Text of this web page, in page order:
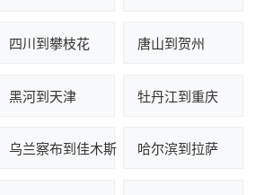
四川到攀枝花 唐山到贺州
黑河到天津 牡丹江到重庆
乌兰察布到佳木斯 哈尔滨到拉萨